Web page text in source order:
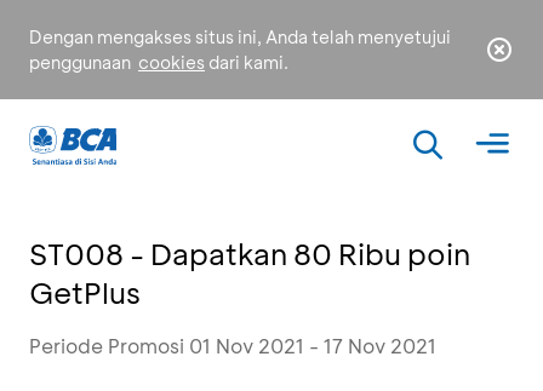
Dengan mengakses situs ini, Anda telah menyetujui
penggunaan cookies dari kami.
ST008 - Dapatkan 80 Ribu poin
GetPlus
Periode Promosi 01 Nov 2021 - 17 Nov 2021